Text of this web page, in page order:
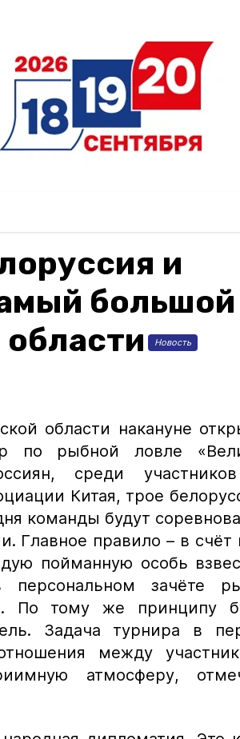
и
большой
Новость
области накануне
по рыбной ловле
среди
Китая, трое
команды будут
Главное правило – в счёт
пойманную особь
зачёте
По тому же принципу
Задача турнира в
между
атмосферу,